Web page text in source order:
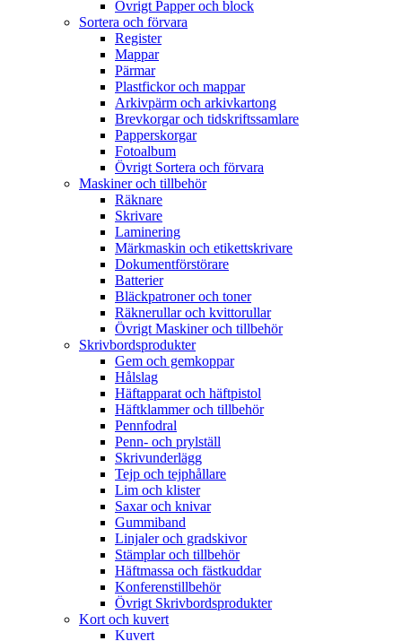
Övrigt Papper och block
Sortera och förvara
Register
Mappar
Pärmar
Plastfickor och mappar
Arkivpärm och arkivkartong
Brevkorgar och tidskriftssamlare
Papperskorgar
Fotoalbum
Övrigt Sortera och förvara
Maskiner och tillbehör
Räknare
Skrivare
Laminering
Märkmaskin och etikettskrivare
Dokumentförstörare
Batterier
Bläckpatroner och toner
Räknerullar och kvittorullar
Övrigt Maskiner och tillbehör
Skrivbordsprodukter
Gem och gemkoppar
Hålslag
Häftapparat och häftpistol
Häftklammer och tillbehör
Pennfodral
Penn- och prylställ
Skrivunderlägg
Tejp och tejphållare
Lim och klister
Saxar och knivar
Gummiband
Linjaler och gradskivor
Stämplar och tillbehör
Häftmassa och fästkuddar
Konferenstillbehör
Övrigt Skrivbordsprodukter
Kort och kuvert
Kuvert